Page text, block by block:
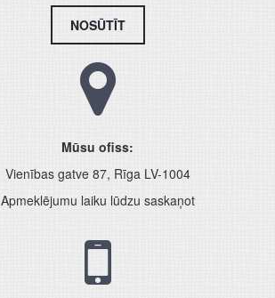
NOSŪTĪT
Mūsu ofiss:
Vienības gatve 87, Rīga LV-1004
Apmeklējumu laiku lūdzu saskaņot